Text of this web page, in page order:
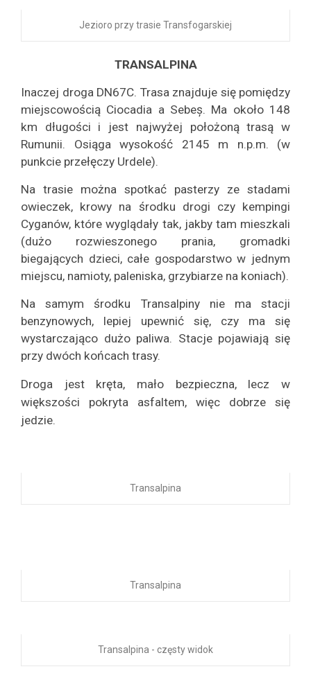
Jezioro przy trasie Transfogarskiej
TRANSALPINA
Inaczej droga DN67C. Trasa znajduje się pomiędzy
miejscowością Ciocadia a Sebeș. Ma około 148
km długości i jest najwyżej położoną trasą w
Rumunii. Osiąga wysokość 2145 m n.p.m. (w
punkcie przełęczy Urdele).
Na trasie można spotkać pasterzy ze stadami
owieczek, krowy na środku drogi czy kempingi
Cyganów, które wyglądały tak, jakby tam mieszkali
(dużo rozwieszonego prania, gromadki
biegających dzieci, całe gospodarstwo w jednym
miejscu, namioty, paleniska, grzybiarze na koniach).
Na samym środku Transalpiny nie ma stacji
benzynowych, lepiej upewnić się, czy ma się
wystarczająco dużo paliwa. Stacje pojawiają się
przy dwóch końcach trasy.
Droga jest kręta, mało bezpieczna, lecz w
większości pokryta asfaltem, więc dobrze się
jedzie.
Transalpina
Transalpina
Transalpina - częsty widok